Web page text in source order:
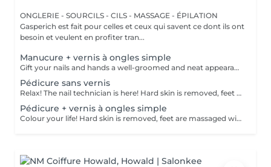
ONGLERIE - SOURCILS - CILS - MASSAGE - ÉPILATION
Gasperich est fait pour celles et ceux qui savent ce dont ils ont
besoin et veulent en profiter tran...
Manucure + vernis à ongles simple
Gift your nails and hands a well-groomed and neat appearance! Your technician will effectively remove dead skin cells, shape and file nails, and buff the outer surface. A regular nail polish is applied at the end of this treatment. Our masters do edged, hardware, or combined manicure. How is manicure with simple nail polish done? - rough skin is removed - the shape of the nail plate is corrected - the cuticle and side ridges are corrected - nail polish is applied - cuticle oil and hand cream are applied Age restrictions: recommended to do from 14 years. Post procedure recommendations: there are no post recommendations for this procedure. Frequency: once in 3 weeks.
Pédicure sans vernis
Relax! The nail technician is here! Hard skin is removed, feet are massaged with deep conditioning creams leaving them softer and smoother. Cuticles will be made neat and tidy and toenails will be perfectly shaped. Our masters do hardware pedicure. How is pedicure without polish done? - rough skin is removed - the shape of the nail plate is corrected - heels are cleaned - the cuticle and side ridges are corrected - cuticle oil and feet cream are applied Age restrictions: recommended to do from 14 years. Post procedure recommendations: there are no post recommendations for this procedure. Frequency: once in 3-4 weeks.
Pédicure + vernis à ongles simple
Colour your life! Hard skin is removed, feet are massaged with deep conditioning creams leaving them softer and smoother. Cuticles will be made neat and tidy and toenails will be perfectly shaped. A regular nail polish is applied at the end of this treatment. Our masters do hardware pedicure. How is pedicure + simple nail polish done? - rough skin is removed - the shape of the nail plate is corrected - heels are cleaned - the cuticle and side ridges are corrected - nail polish is applied - cuticle oil and feet cream is applied Age restrictions: recommended to do from 14 years. Post procedure recommendations: there are no post recommendations for this procedure. Frequency: once in 3-4 weeks.